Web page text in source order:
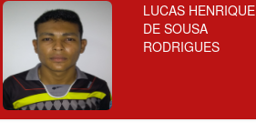
LUCAS HENRIQUE
DE SOUSA
RODRIGUES